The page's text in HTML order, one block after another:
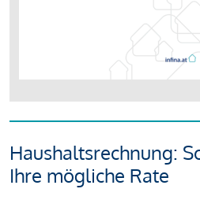
Haushaltsrechnung:
Ihre mögliche Rate